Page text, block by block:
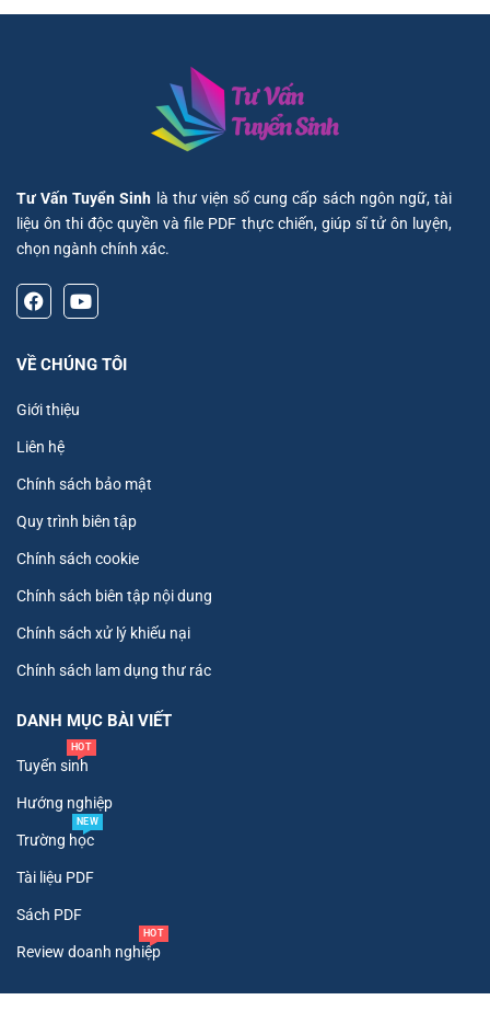
Tư Vấn Tuyển Sinh là thư viện số cung cấp sách ngôn ngữ, tài
liệu ôn thi độc quyền và file PDF thực chiến, giúp sĩ tử ôn luyện,
chọn ngành chính xác.
VỀ CHÚNG TÔI
Giới thiệu
Liên hệ
Chính sách bảo mật
Quy trình biên tập
Chính sách cookie
Chính sách biên tập nội dung
Chính sách xử lý khiếu nại
Chính sách lam dụng thư rác
DANH MỤC BÀI VIẾT
Tuyển sinh
HOT
Hướng nghiệp
Trường học
NEW
Tài liệu PDF
Sách PDF
Review doanh nghiệp
HOT